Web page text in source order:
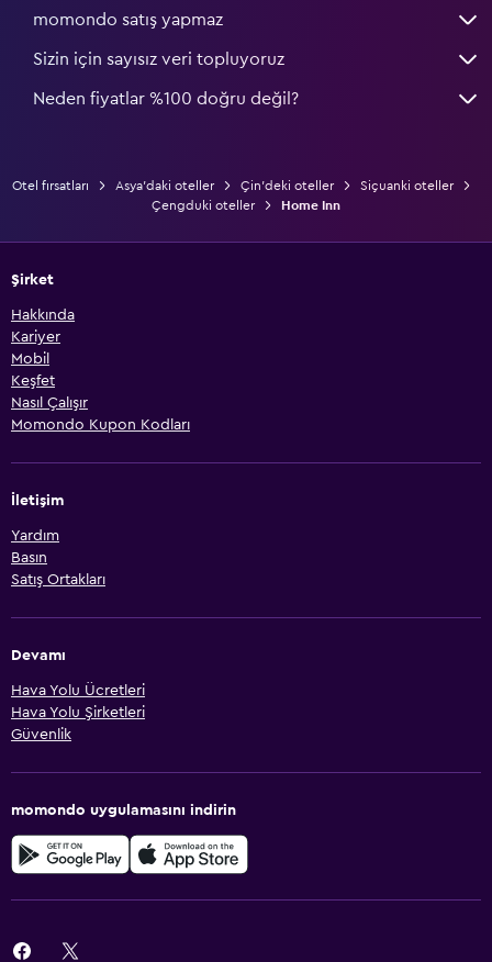
momondo satış yapmaz
Sizin için sayısız veri topluyoruz
Neden fiyatlar %100 doğru değil?
Otel fırsatları Asya'daki oteller Çin'deki oteller
Siçuanki oteller
Çengduki oteller
Home Inn
Şirket
Hakkında
Kariyer
Mobil
Keşfet
Nasıl Çalışır
Momondo Kupon Kodları
İletişim
Yardım
Basın
Satış Ortakları
Devamı
Hava Yolu Ücretleri
Hava Yolu Şirketleri
Güvenlik
momondo uygulamasını indirin